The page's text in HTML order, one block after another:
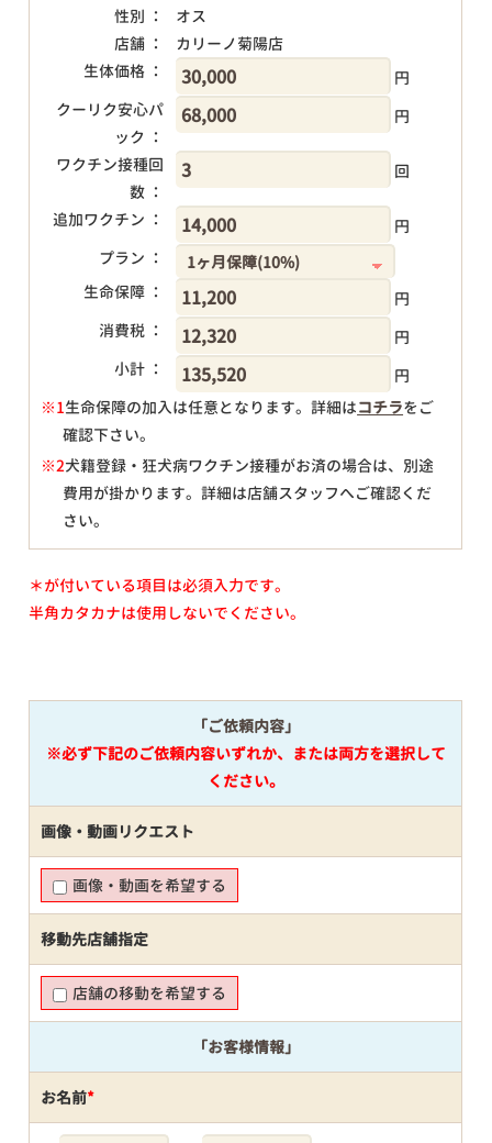
性別 ：
オス
店舗 ：
カリーノ菊陽店
生体価格 ：
円
クーリク安心パ
ック ：
円
ワクチン接種回
数 ：
回
追加ワクチン ：
円
プラン ：
生命保障 ：
円
消費税 ：
円
小計 ：
円
※1生命保障の加入は任意となります。詳細はコチラをご
確認下さい。
※2犬籍登録・狂犬病ワクチン接種がお済の場合は、別途
費用が掛かります。詳細は店舗スタッフへご確認くだ
さい。
＊が付いている項目は必須入力です。
半角カタカナは使用しないでください。
「ご依頼内容」
※必ず下記のご依頼内容いずれか、または両方を選択して
ください。
画像・動画リクエスト
画像・動画を希望する
移動先店舗指定
店舗の移動を希望する
「お客様情報」
お名前*